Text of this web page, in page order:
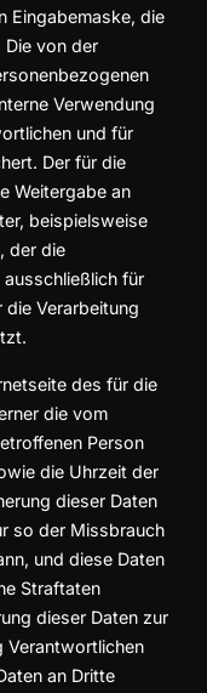
Eingabemaske, die
von der
Verwendung
und für
Der für die
Weitergabe an
beispielsweise
der die
für
die Verarbeitung
des für die
die vom
Person
die Uhrzeit der
dieser Daten
so der Missbrauch
und diese Daten
Straftaten
dieser Daten zur
Verantwortlichen
an Dritte